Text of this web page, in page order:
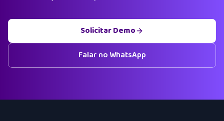
Solicitar Demo
Falar no WhatsApp